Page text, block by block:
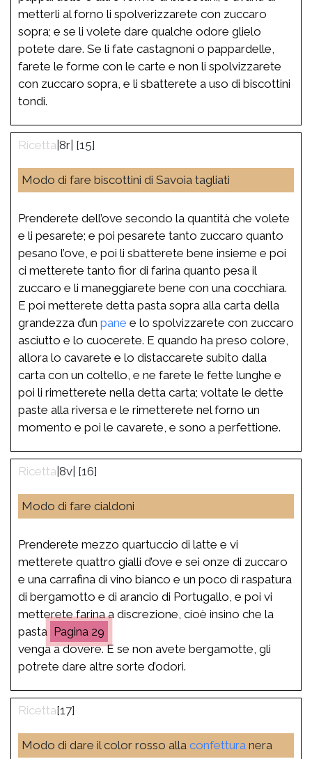
metterli al forno li spolverizzarete con zuccaro
sopra; e se li volete dare qualche odore glielo
potete dare. Se li fate castagnoni o pappardelle,
farete le forme con le carte e non li spolvizzarete
con zuccaro sopra, e li sbatterete a uso di biscottini
tondi.
|8r| [15]
Modo di fare biscottini di Savoia tagliati
Prenderete dell’ove secondo la quantità che volete
e li pesarete; e poi pesarete tanto zuccaro quanto
pesano l’ove, e poi li sbatterete bene insieme e poi
ci metterete tanto fior di farina quanto pesa il
zuccaro e li maneggiarete bene con una cocchiara.
E poi metterete detta pasta sopra alla carta della
grandezza d’un pane e lo spolvizzarete con zuccaro
asciutto e lo cuocerete. E quando ha preso colore,
allora lo cavarete e lo distaccarete subito dalla
carta con un coltello, e ne farete le fette lunghe e
poi li rimetterete nella detta carta; voltate le dette
paste alla riversa e le rimetterete nel forno un
momento e poi le cavarete, e sono a perfettione.
|8v| [16]
Modo di fare cialdoni
Prenderete mezzo quartuccio di latte e vi
metterete quattro gialli d’ove e sei onze di zuccaro
e una carrafina di vino bianco e un poco di raspatura
di bergamotto e di arancio di Portugallo, e poi vi
metterete farina a discrezione, cioè insino che la
pasta
29
venga a dovere. E se non avete bergamotte, gli
potrete dare altre sorte d’odori.
[17]
Modo di dare il color rosso alla confettura nera